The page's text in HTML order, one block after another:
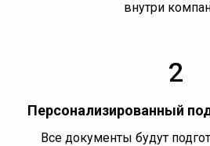
внутри
2
Персонализированный
Все документы будут